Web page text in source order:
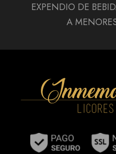
EXPENDIO DE
A